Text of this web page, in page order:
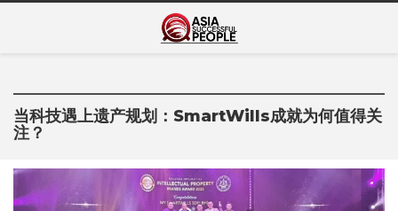
Asia Successful
People
当科技遇上遗产规划：SmartWills成就为何值得关
注？